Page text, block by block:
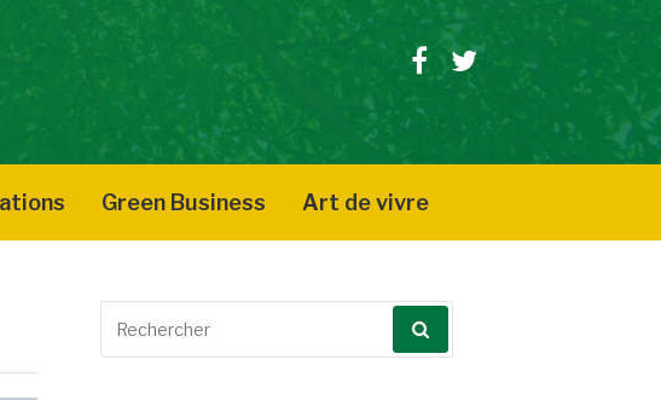
Facebook
Twitter
Green Business Art de vivre